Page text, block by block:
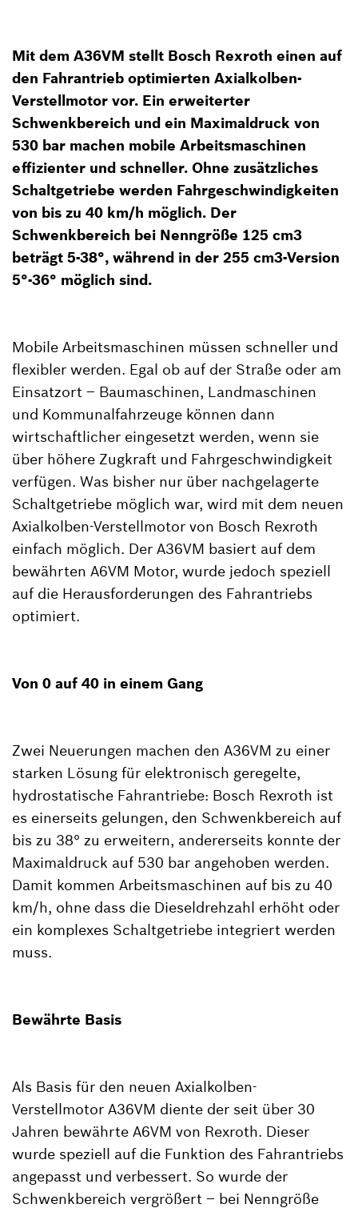
Mit dem A36VM stellt Bosch Rexroth einen auf
den Fahrantrieb optimierten Axialkolben-
Verstellmotor vor. Ein erweiterter
Schwenkbereich und ein Maximaldruck von
530 bar machen mobile Arbeitsmaschinen
effizienter und schneller. Ohne zusätzliches
Schaltgetriebe werden Fahrgeschwindigkeiten
von bis zu 40 km/h möglich. Der
Schwenkbereich bei Nenngröße 125 cm3
beträgt 5-38°, während in der 255 cm3-Version
5°-36° möglich sind.
Mobile Arbeitsmaschinen müssen schneller und
flexibler werden. Egal ob auf der Straße oder am
Einsatzort – Baumaschinen, Landmaschinen
und Kommunalfahrzeuge können dann
wirtschaftlicher eingesetzt werden, wenn sie
über höhere Zugkraft und Fahrgeschwindigkeit
verfügen. Was bisher nur über nachgelagerte
Schaltgetriebe möglich war, wird mit dem neuen
Axialkolben-Verstellmotor von Bosch Rexroth
einfach möglich. Der A36VM basiert auf dem
bewährten A6VM Motor, wurde jedoch speziell
auf die Herausforderungen des Fahrantriebs
optimiert.
Von 0 auf 40 in einem Gang
Zwei Neuerungen machen den A36VM zu einer
starken Lösung für elektronisch geregelte,
hydrostatische Fahrantriebe: Bosch Rexroth ist
es einerseits gelungen, den Schwenkbereich auf
bis zu 38° zu erweitern, andererseits konnte der
Maximaldruck auf 530 bar angehoben werden.
Damit kommen Arbeitsmaschinen auf bis zu 40
km/h, ohne dass die Dieseldrehzahl erhöht oder
ein komplexes Schaltgetriebe integriert werden
muss.
Bewährte Basis
Als Basis für den neuen Axialkolben-
Verstellmotor A36VM diente der seit über 30
Jahren bewährte A6VM von Rexroth. Dieser
wurde speziell auf die Funktion des Fahrantriebs
angepasst und verbessert. So wurde der
Schwenkbereich vergrößert – bei Nenngröße